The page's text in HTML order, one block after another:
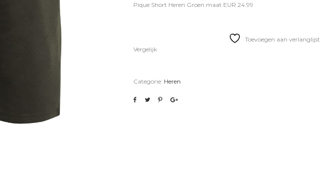
Pique Short Heren Groen maat EUR 24.99
Toevoegen aan verlanglijst
Vergelijk
Categorie: Heren